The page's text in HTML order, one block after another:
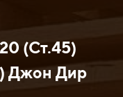
(Ст.45)
Джон Дир